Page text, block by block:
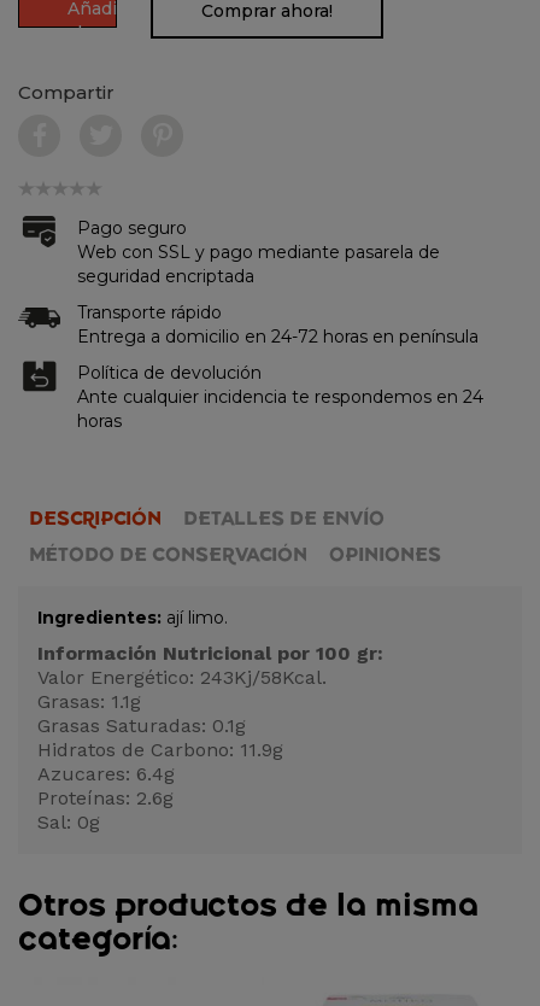
Añadir
al
Comprar ahora!
Compartir
Pago seguro
Web con SSL y pago mediante pasarela de
seguridad encriptada
Transporte rápido
Entrega a domicilio en 24-72 horas en península
Política de devolución
Ante cualquier incidencia te respondemos en 24
horas
DESCRIPCIÓN
DETALLES DE ENVÍO
MÉTODO DE CONSERVACIÓN
OPINIONES
Ingredientes: ají limo.
Información Nutricional por 100 gr:
Valor Energético: 243Kj/58Kcal.
Grasas: 1.1g
Grasas Saturadas: 0.1g
Hidratos de Carbono: 11.9g
Azucares: 6.4g
Proteínas: 2.6g
Sal: 0g
Otros productos de la misma
categoría: